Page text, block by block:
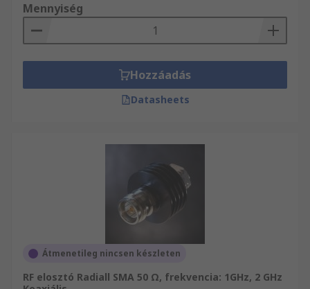
Mennyiség
Hozzáadás
Datasheets
Átmenetileg nincsen készleten
RF elosztó Radiall SMA 50 Ω, frekvencia: 1GHz, 2 GHz